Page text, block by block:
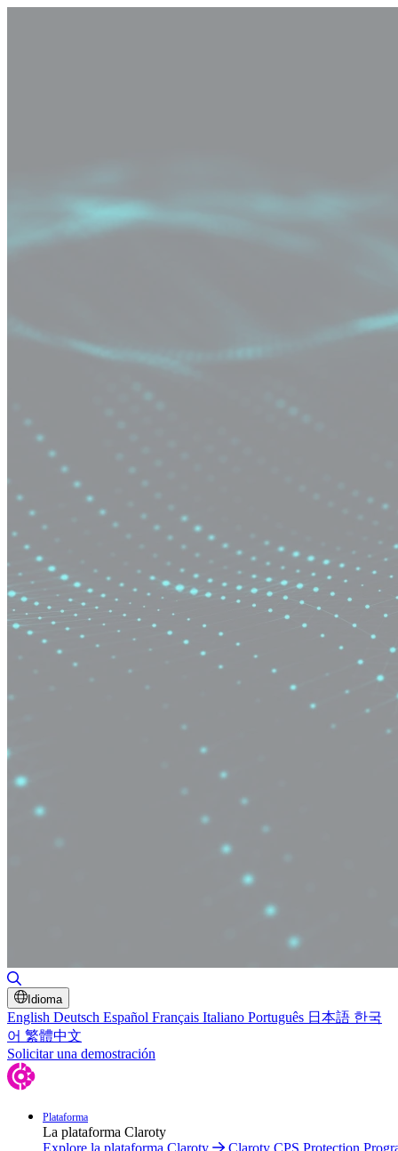
Idioma
English Deutsch Español Français Italiano Português 日本語 한국
어 繁體中文
Solicitar una demostración
Plataforma
La plataforma Claroty
Explore la plataforma Claroty
Claroty CPS Protection